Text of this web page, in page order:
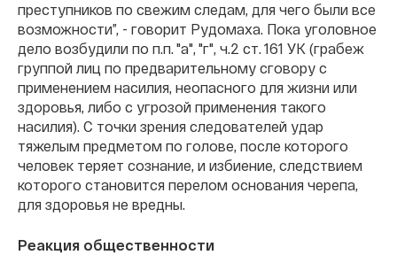
преступников по свежим следам, для чего были все
возможности”, - говорит Рудомаха. Пока уголовное
дело возбудили по п.п. "а", "г", ч.2 ст. 161 УК (грабеж
группой лиц по предварительному сговору с
применением насилия, неопасного для жизни или
здоровья, либо с угрозой применения такого
насилия). С точки зрения следователей удар
тяжелым предметом по голове, после которого
человек теряет сознание, и избиение, следствием
которого становится перелом основания черепа,
для здоровья не вредны.
Реакция общественности